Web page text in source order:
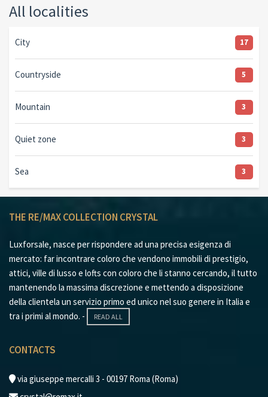
All localities
City 17
Countryside 5
Mountain 3
Quiet zone 3
Sea 3
THE RE/MAX COLLECTION CRYSTAL
Luxforsale, nasce per rispondere ad una precisa esigenza di
mercato: far incontrare coloro che vendono immobili di prestigio,
attici, ville di lusso e lofts con coloro che li stanno cercando, il tutto
mantenendo la massima discrezione e mettendo a disposizione
della clientela un servizio primo ed unico nel suo genere in Italia e
tra i primi al mondo. -
READ ALL
CONTACTS
via giuseppe mercalli 3 - 00197 Roma (Roma)